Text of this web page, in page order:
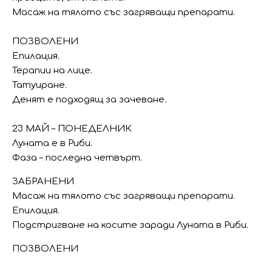
Масаж на тялото със загряващи препарати.
ПОЗВОЛЕНИ
Епилация.
Терапии на лице.
Татуиране.
Денят е подходящ за зачеване.
23 МАЙ – ПОНЕДЕЛНИК
Луната е в Риби.
Фаза – последна четвърт.
ЗАБРАНЕНИ
Масаж на тялото със загряващи препарати.
Епилация.
Подстригване на косите заради Луната в Риби.
ПОЗВОЛЕНИ